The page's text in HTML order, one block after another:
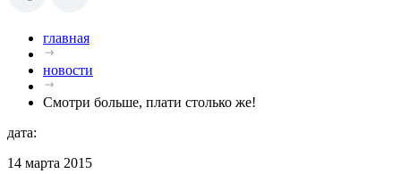
главная
новости
Смотри больше, плати столько же!
дата:
14 марта 2015